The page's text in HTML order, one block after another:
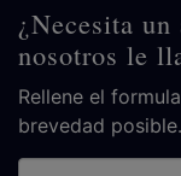
¿Necesita
nosotros le
Rellene el
brevedad posible.